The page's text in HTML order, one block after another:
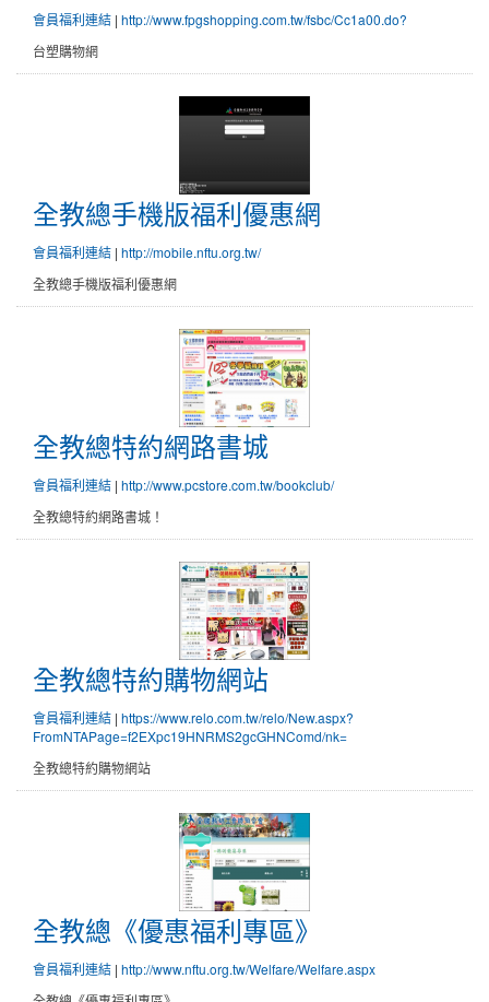
會員福利連結 | http://www.fpgshopping.com.tw/fsbc/Cc1a00.do?
台塑購物網
全教總手機版福利優惠網
會員福利連結 | http://mobile.nftu.org.tw/
全教總手機版福利優惠網
全教總特約網路書城
會員福利連結 | http://www.pcstore.com.tw/bookclub/
全教總特約網路書城！
全教總特約購物網站
會員福利連結 | https://www.relo.com.tw/relo/New.aspx?
FromNTAPage=f2EXpc19HNRMS2gcGHNComd/nk=
全教總特約購物網站
全教總《優惠福利專區》
會員福利連結 | http://www.nftu.org.tw/Welfare/Welfare.aspx